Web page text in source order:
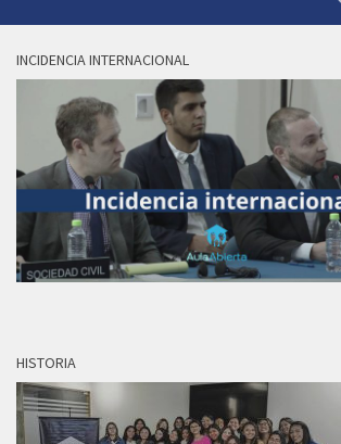
INCIDENCIA INTERNACIONAL
HISTORIA